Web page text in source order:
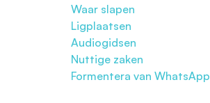
Waar slapen
Ligplaatsen
Audiogidsen
Nuttige zaken
Formentera van WhatsApp